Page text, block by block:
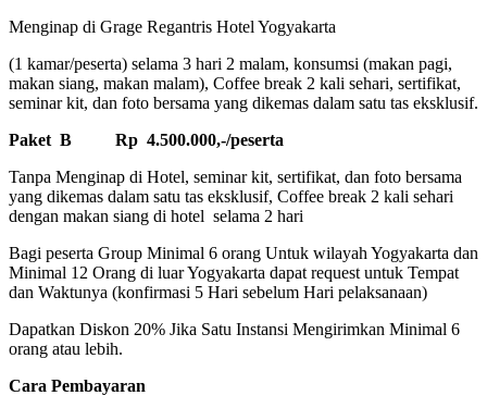
Menginap di Grage Regantris Hotel Yogyakarta
(1 kamar/peserta) selama 3 hari 2 malam, konsumsi (makan pagi,
makan siang, makan malam), Coffee break 2 kali sehari, sertifikat,
seminar kit, dan foto bersama yang dikemas dalam satu tas eksklusif.
Paket B
Rp 4.500.000,-/peserta
Tanpa Menginap di Hotel, seminar kit, sertifikat, dan foto bersama
yang dikemas dalam satu tas eksklusif, Coffee break 2 kali sehari
dengan makan siang di hotel selama 2 hari
Bagi peserta Group Minimal 6 orang Untuk wilayah Yogyakarta dan
Minimal 12 Orang di luar Yogyakarta dapat request untuk Tempat
dan Waktunya (konfirmasi 5 Hari sebelum Hari pelaksanaan)
Dapatkan Diskon 20% Jika Satu Instansi Mengirimkan Minimal 6
orang atau lebih.
Cara Pembayaran